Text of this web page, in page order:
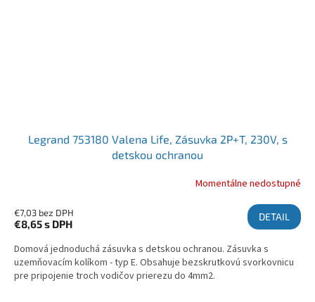
Legrand 753180 Valena Life, Zásuvka 2P+T, 230V, s
detskou ochranou
Momentálne nedostupné
€7,03 bez DPH
€8,65s DPH
DETAIL
Domová jednoduchá zásuvka s detskou ochranou. Zásuvka s
uzemňovacím kolíkom - typ E. Obsahuje bezskrutkovú svorkovnicu
pre pripojenie troch vodičov prierezu do 4mm2.